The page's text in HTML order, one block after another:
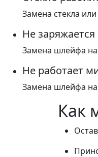
Замена стекла
Не
Замена шлейфа
Не работает
Замена шлейфа
Как